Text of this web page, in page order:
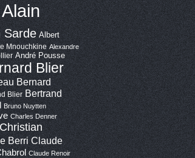
Alain
Sarde Albert
Mnouchkine Alexandre
André Pousse
Blier
Bernard
Blier Bertrand
Bruno Nuytten
Charles Denner
Christian
Berri Claude
Claude Renoir